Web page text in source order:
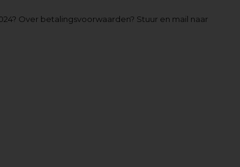
Over betalingsvoorwaarden? Stuur en mail naar